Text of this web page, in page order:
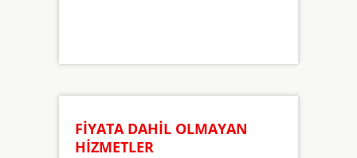
FİYATA DAHİL OLMAYAN
HİZMETLER